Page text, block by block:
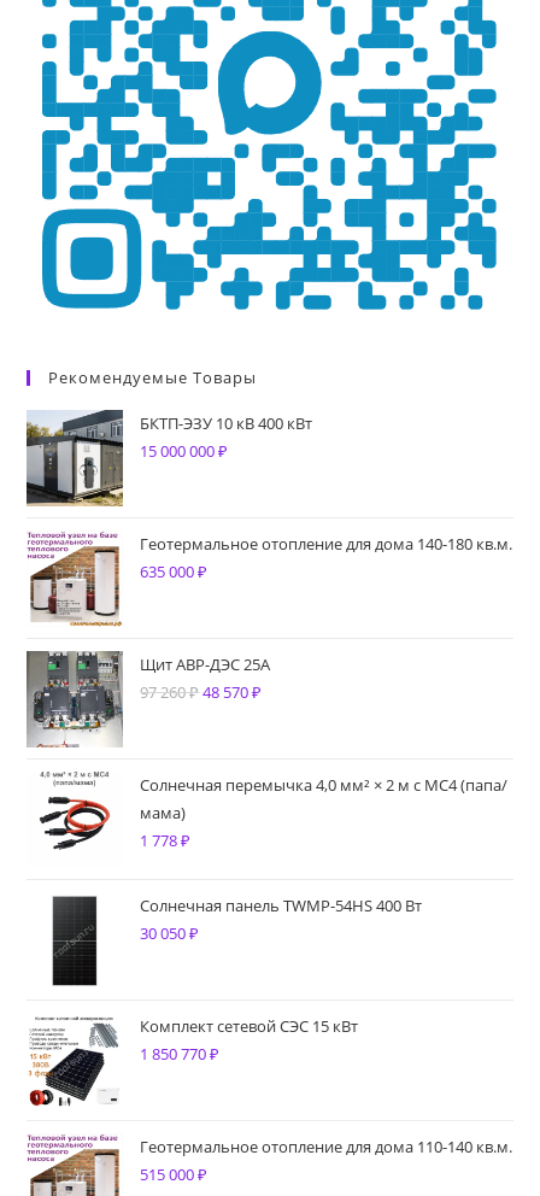
Рекомендуемые Товары
БКТП-ЭЗУ 10 кВ 400 кВт
15 000 000₽
Геотермальное отопление для дома 140-180 кв.м.
635 000₽
Щит АВР-ДЭС 25А
97 260₽Первоначальная
97
48 570₽
570 ₽.
Солнечная перемычка 4,0 мм² × 2 м с MC4 (папа/
мама)
1 778₽
Солнечная панель TWMP-54HS 400 Вт
30 050₽
Комплект сетевой СЭС 15 кВт
1 850 770₽
Геотермальное отопление для дома 110-140 кв.м.
515 000₽